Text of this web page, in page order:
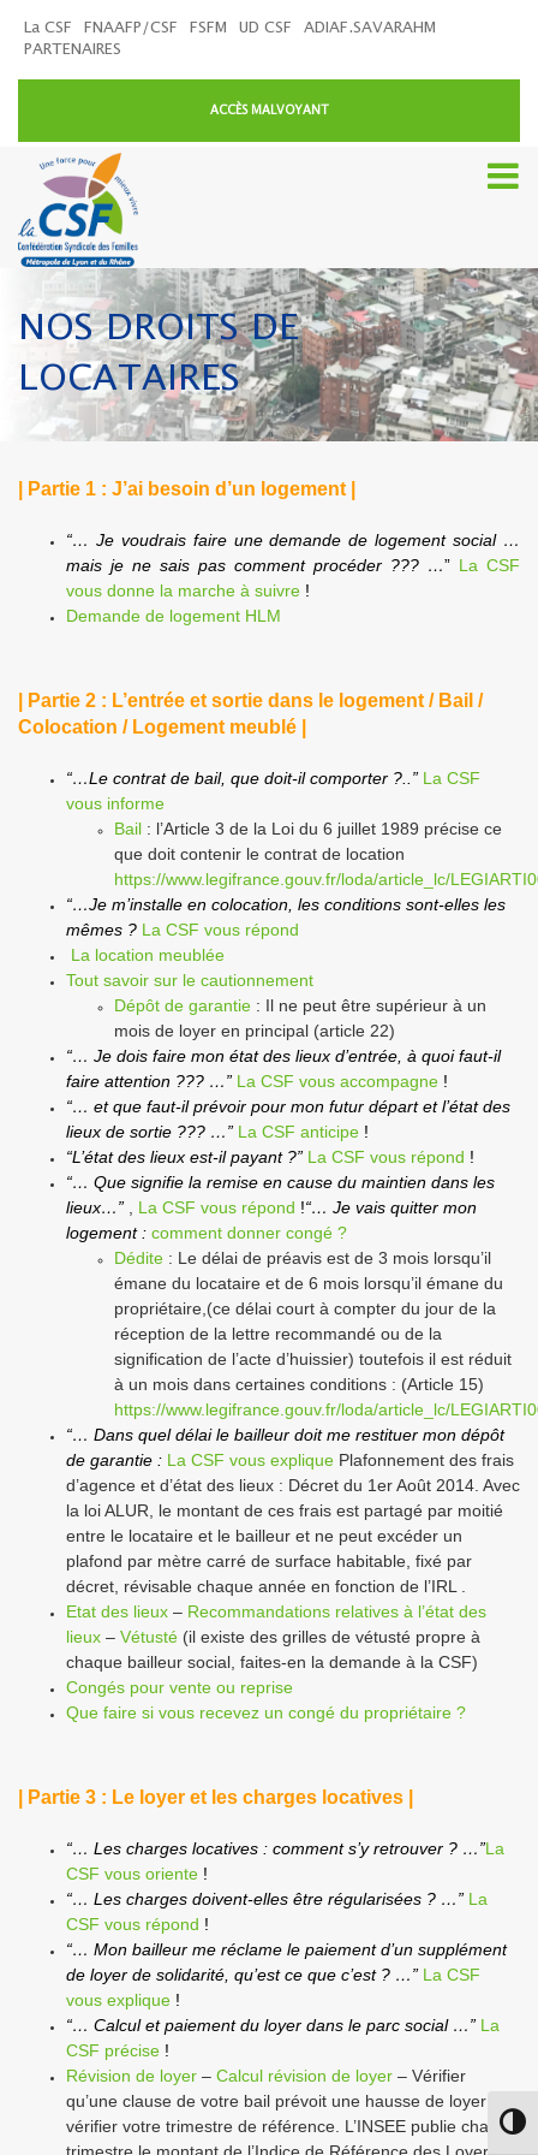
La CSF FNAAFP/CSF FSFM UD CSF
ADIAF.SAVARAHM
PARTENAIRES
ACCÈS MALVOYANT
NOS DROITS DE
LOCATAIRES
| Partie 1 : J’ai besoin d’un logement |
“… Je voudrais faire une demande de logement social …
mais je ne sais pas comment procéder ??? …” La CSF
vous donne la marche à suivre !
Demande de logement HLM
| Partie 2 : L’entrée et sortie dans le logement / Bail /
Colocation / Logement meublé |
“…Le contrat de bail, que doit-il comporter ?..” La CSF
vous informe
Bail : l’Article 3 de la Loi du 6 juillet 1989 précise ce
que doit contenir le contrat de location
https://www.legifrance.gouv.fr/loda/article_lc/
“…Je m’installe en colocation, les conditions sont-elles les
mêmes ? La CSF vous répond
La location meublée
Tout savoir sur le cautionnement
Dépôt de garantie : Il ne peut être supérieur à un
mois de loyer en principal (article 22)
“… Je dois faire mon état des lieux d’entrée, à quoi faut-il
faire attention ??? …” La CSF vous accompagne !
“… et que faut-il prévoir pour mon futur départ et l’état des
lieux de sortie ??? …” La CSF anticipe !
“L’état des lieux est-il payant ?” La CSF vous répond !
“… Que signifie la remise en cause du maintien dans les
lieux…” , La CSF vous répond !“… Je vais quitter mon
logement : comment donner congé ?
Dédite : Le délai de préavis est de 3 mois lorsqu’il
émane du locataire et de 6 mois lorsqu’il émane du
propriétaire,(ce délai court à compter du jour de la
réception de la lettre recommandé ou de la
signification de l’acte d’huissier) toutefois il est réduit
à un mois dans certaines conditions : (Article 15)
https://www.legifrance.gouv.fr/loda/article_lc/
“… Dans quel délai le bailleur doit me restituer mon dépôt
de garantie : La CSF vous explique Plafonnement des frais
d’agence et d’état des lieux : Décret du 1er Août 2014. Avec
la loi ALUR, le montant de ces frais est partagé par moitié
entre le locataire et le bailleur et ne peut excéder un
plafond par mètre carré de surface habitable, fixé par
décret, révisable chaque année en fonction de l’IRL .
Etat des lieux – Recommandations relatives à l’état des
lieux – Vétusté (il existe des grilles de vétusté propre à
chaque bailleur social, faites-en la demande à la CSF)
Congés pour vente ou reprise
Que faire si vous recevez un congé du propriétaire ?
| Partie 3 : Le loyer et les charges locatives |
“… Les charges locatives : comment s’y retrouver ? …”La
CSF vous oriente !
“… Les charges doivent-elles être régularisées ? …” La
CSF vous répond !
“… Mon bailleur me réclame le paiement d’un supplément
de loyer de solidarité, qu’est ce que c’est ? …” La CSF
vous explique !
“… Calcul et paiement du loyer dans le parc social …” La
CSF précise !
Révision de loyer – Calcul révision de loyer – Vérifier
qu’une clause de votre bail prévoit une hausse de loyer et
vérifier votre trimestre de référence. L’INSEE publie chaque